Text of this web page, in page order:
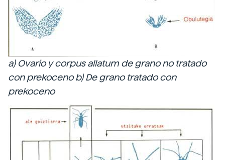
a) Ovario y corpus allatum de grano no tratado
con prekoceno b) De grano tratado con
prekoceno